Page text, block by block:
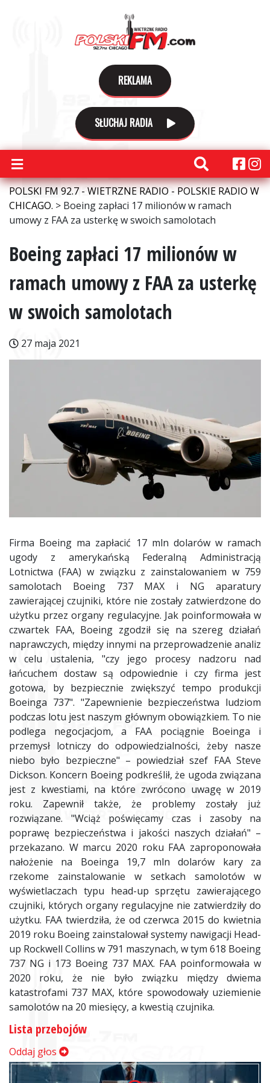
REKLAMA
SŁUCHAJ RADIA
POLSKI FM 92.7 - WIETRZNE RADIO - POLSKIE RADIO W
CHICAGO. > Boeing zapłaci 17 milionów w ramach
umowy z FAA za usterkę w swoich samolotach
Boeing zapłaci 17 milionów w
ramach umowy z FAA za usterkę
w swoich samolotach
27 maja 2021
Firma Boeing ma zapłacić 17 mln dolarów w ramach
ugody z amerykańską Federalną Administracją
Lotnictwa (FAA) w związku z zainstalowaniem w 759
samolotach Boeing 737 MAX i NG aparatury
zawierającej czujniki, które nie zostały zatwierdzone do
użytku przez organy regulacyjne. Jak poinformowała w
czwartek FAA, Boeing zgodził się na szereg działań
naprawczych, między innymi na przeprowadzenie analiz
w celu ustalenia, "czy jego procesy nadzoru nad
łańcuchem dostaw są odpowiednie i czy firma jest
gotowa, by bezpiecznie zwiększyć tempo produkcji
Boeinga 737". "Zapewnienie bezpieczeństwa ludziom
podczas lotu jest naszym głównym obowiązkiem. To nie
podlega negocjacjom, a FAA pociągnie Boeinga i
przemysł lotniczy do odpowiedzialności, żeby nasze
niebo było bezpieczne" – powiedział szef FAA Steve
Dickson. Koncern Boeing podkreślił, że ugoda związana
jest z kwestiami, na które zwrócono uwagę w 2019
roku. Zapewnił także, że problemy zostały już
rozwiązane. "Wciąż poświęcamy czas i zasoby na
poprawę bezpieczeństwa i jakości naszych działań" –
przekazano. W marcu 2020 roku FAA zaproponowała
nałożenie na Boeinga 19,7 mln dolarów kary za
rzekome zainstalowanie w setkach samolotów w
wyświetlaczach typu head-up sprzętu zawierającego
czujniki, których organy regulacyjne nie zatwierdziły do
użytku. FAA twierdziła, że od czerwca 2015 do kwietnia
2019 roku Boeing zainstalował systemy nawigacji Head-
up Rockwell Collins w 791 maszynach, w tym 618 Boeing
737 NG i 173 Boeing 737 MAX. FAA poinformowała w
2020 roku, że nie było związku między dwiema
katastrofami 737 MAX, które spowodowały uziemienie
samolotów na 20 miesięcy, a kwestią czujnika.
Lista przebojów
Oddaj głos